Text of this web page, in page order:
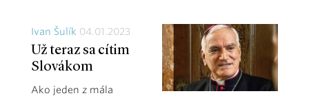
Ivan Šulík 04.01.2023
Už teraz sa cítim
Slovákom
Ako jeden z mála